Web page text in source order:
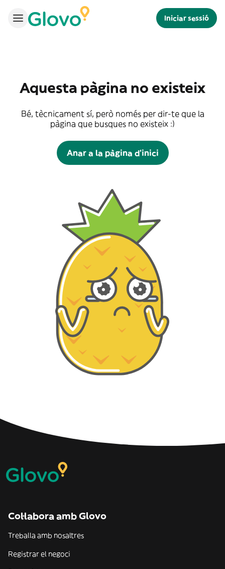
Iniciar sessió
Aquesta pàgina no existeix
Bé, tècnicament sí, però només per dir-te que la
pàgina que busques no existeix :)
Anar a la pàgina d'inici
Col·labora amb Glovo
Treballa amb nosaltres
Registrar el negoci